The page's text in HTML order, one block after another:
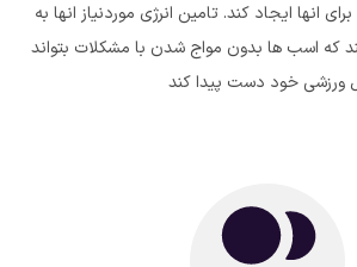
انها ایجاد کند. تامین انرژی موردنیاز انها به
اسب ها بدون مواج شدن با مشکلات بتواند
ورزشی خود دست پیدا کند